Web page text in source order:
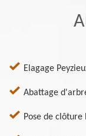
Elagage
Abattage
Pose de clôture